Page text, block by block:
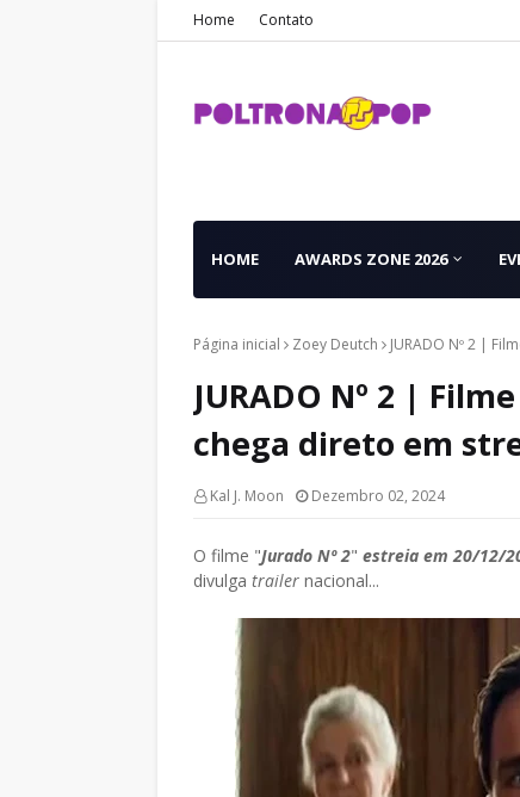
Home Contato
HOME AWARDS ZONE 2026
Página inicial Zoey Deutch JURADO Nº 2 |
JURADO Nº 2 |
chega direto em
Kal J. Moon Dezembro 02, 2024
O filme "Jurado Nº 2" estreia em 20/12/
divulga trailer nacional...